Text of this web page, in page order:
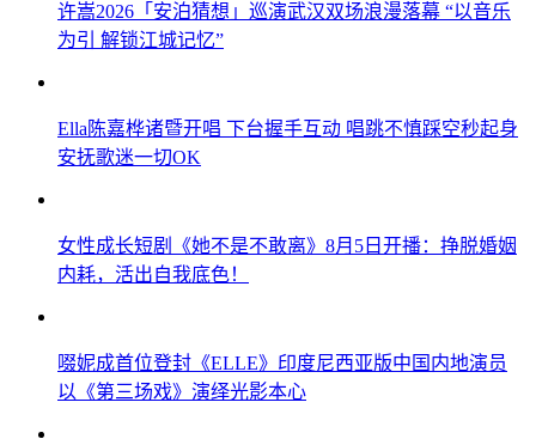
许嵩2026「安泊猜想」巡演武汉双场浪漫落幕 “以音乐
为引 解锁江城记忆”
Ella陈嘉桦诸暨开唱 下台握手互动 唱跳不慎踩空秒起身
安抚歌迷一切OK
女性成长短剧《她不是不敢离》8月5日开播：挣脱婚姻
内耗，活出自我底色！
啜妮成首位登封《ELLE》印度尼西亚版中国内地演员
以《第三场戏》演绎光影本心